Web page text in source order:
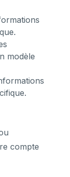
modèle
compte